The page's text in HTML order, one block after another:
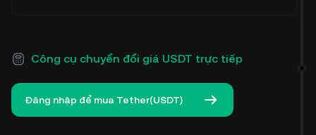
Công cụ chuyển đổi giá USDT trực tiếp
Đăng nhập để mua Tether(USDT)